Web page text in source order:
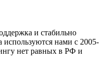
и стабильно
используются нами с 2005-
нет равных в РФ и